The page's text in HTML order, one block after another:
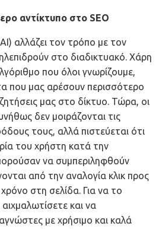
αντίκτυπο στο SEO
αλλάζει τον τρόπο με τον
στο διαδικτυακό. Χάρη
που όλοι γνωρίζουμε,
που μας αρέσουν περισσότερο
μας στο δίκτυο. Τώρα, οι
δεν μοιράζονται τις
τους, αλλά πιστεύεται ότι
του χρήστη κατά την
να συμπεριληφθούν
από την αναλογία κλικ προς
στη σελίδα. Για να το
και να
με χρήσιμο και καλά